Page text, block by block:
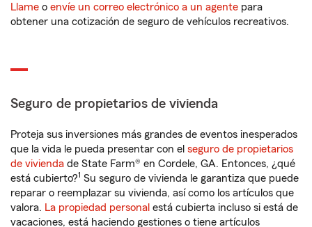
Llame o envíe un correo electrónico a un agente para
obtener una cotización de seguro de vehículos recreativos.
Seguro de propietarios de vivienda
Proteja sus inversiones más grandes de eventos inesperados
que la vida le pueda presentar con el seguro de propietarios
de vivienda de State Farm® en Cordele, GA. Entonces, ¿qué
está cubierto?1 Su seguro de vivienda le garantiza que puede
reparar o reemplazar su vivienda, así como los artículos que
valora. La propiedad personal está cubierta incluso si está de
vacaciones, está haciendo gestiones o tiene artículos